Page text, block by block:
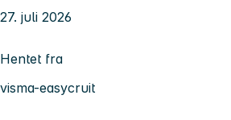
27. juli 2026
Hentet fra
visma-easycruit